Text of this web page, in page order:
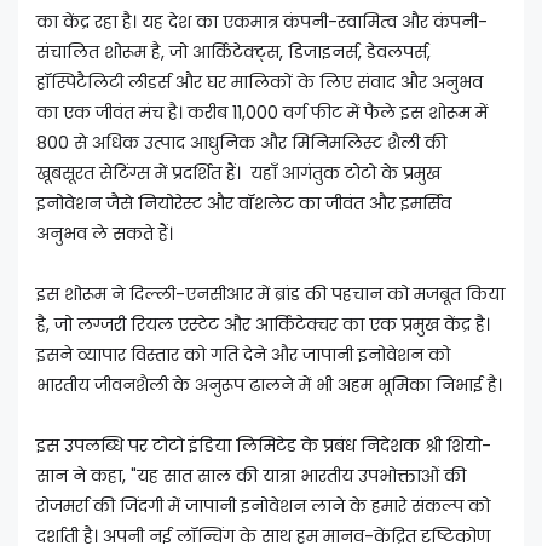
का केंद्र रहा है। यह देश का एकमात्र कंपनी-स्वामित्व और कंपनी-
संचालित शोरूम है, जो आर्किटेक्ट्स, डिजाइनर्स, डेवलपर्स,
हॉस्पिटैलिटी लीडर्स और घर मालिकों के लिए संवाद और अनुभव
का एक जीवंत मंच है। करीब 11,000 वर्ग फीट में फैले इस शोरूम में
800 से अधिक उत्पाद आधुनिक और मिनिमलिस्ट शैली की
खूबसूरत सेटिंग्स में प्रदर्शित हैं। यहाँ आगंतुक टोटो के प्रमुख
इनोवेशन जैसे नियोरेस्ट और वॉशलेट का जीवंत और इमर्सिव
अनुभव ले सकते हैं।
इस शोरूम ने दिल्ली-एनसीआर में ब्रांड की पहचान को मजबूत किया
है, जो लग्जरी रियल एस्टेट और आर्किटेक्चर का एक प्रमुख केंद्र है।
इसने व्यापार विस्तार को गति देने और जापानी इनोवेशन को
भारतीय जीवनशैली के अनुरूप ढालने में भी अहम भूमिका निभाई है।
इस उपलब्धि पर टोटो इंडिया लिमिटेड के प्रबंध निदेशक श्री शियो-
सान ने कहा, "यह सात साल की यात्रा भारतीय उपभोक्ताओं की
रोजमर्रा की जिंदगी में जापानी इनोवेशन लाने के हमारे संकल्प को
दर्शाती है। अपनी नई लॉन्चिंग के साथ हम मानव-केंद्रित दृष्टिकोण